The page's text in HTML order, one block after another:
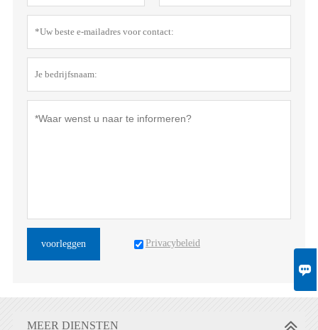

voorleggen Privacybeleid
MEER DIENSTEN